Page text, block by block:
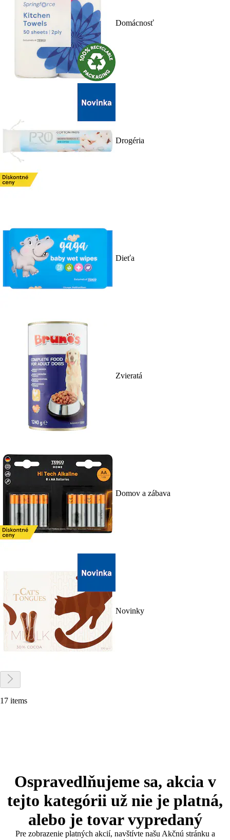
Domácnosť
Drogéria
Dieťa
Zvieratá
Domov a zábava
Novinky
17 items
Ospravedlňujeme sa, akcia v
tejto kategórii už nie je platná,
alebo je tovar vypredaný
Pre zobrazenie platných akcií, navštívte našu Akčnú stránku a